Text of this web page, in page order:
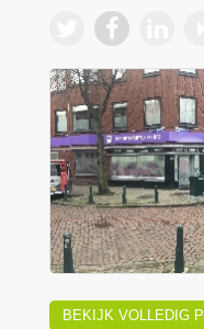
BEKIJK VOLLEDIG